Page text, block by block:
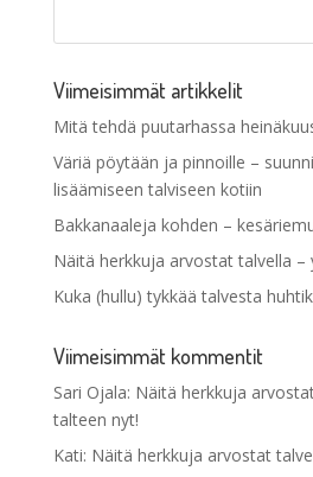
Viimeisimmät artikkelit
Mitä tehdä puutarhassa
Väriä pöytään ja pinnoille –
lisäämiseen talviseen kotiin
Bakkanaaleja kohden –
Näitä herkkuja arvostat talvella –
Kuka (hullu) tykkää talvesta
Viimeisimmät kommentit
Sari Ojala: Näitä herkkuja
talteen nyt!
Kati: Näitä herkkuja arvostat